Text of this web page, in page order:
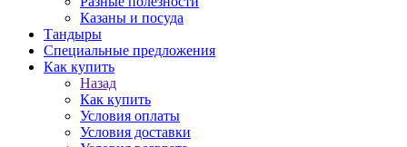
Казаны и посуда
Тандыры
Специальные предложения
Как купить
Назад
Как купить
Условия оплаты
Условия доставки